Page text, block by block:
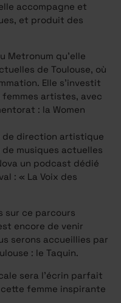
accompagne et
et produit des
Metronum qu’elle
de Toulouse, où
Elle s’investit
artistes, avec
: la Women
de direction artistique
musiques actuelles
un podcast dédié
: « La Voix des
sur ce parcours
encore de venir
serons accueillies par
: le Taquin.
sera l’écrin parfait
femme inspirante